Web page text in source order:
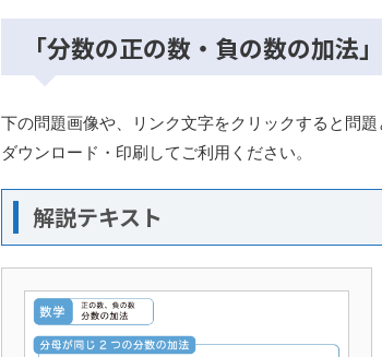
「分数の正の数・負の数の加法
下の問題画像や、リンク文字をクリックすると問
ダウンロード・印刷してご利用ください。
解説テキスト